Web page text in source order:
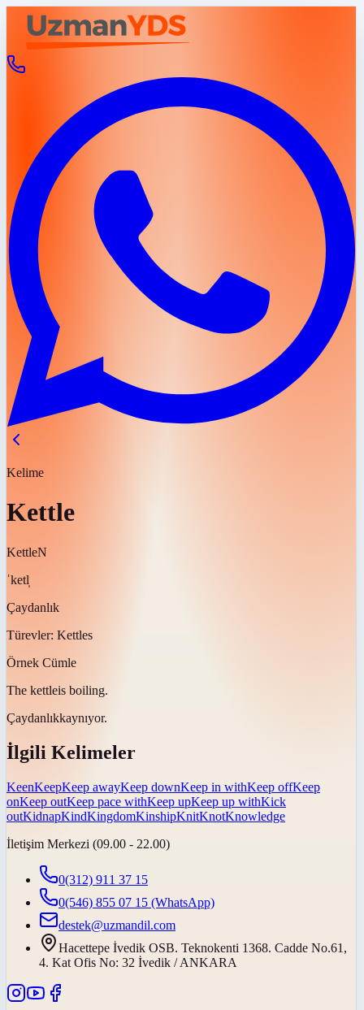
Kelime
Kettle
KettleN
ˈketl̩
Çaydanlık
Türevler: Kettles
Örnek Cümle
The kettleis boiling.
Çaydanlıkkaynıyor.
İlgili Kelimeler
KeenKeepKeep awayKeep downKeep in withKeep offKeep
onKeep outKeep pace withKeep upKeep up withKick
outKidnapKindKingdomKinshipKnitKnotKnowledge
İletişim Merkezi (09.00 - 22.00)
0(312) 911 37 15
0(546) 855 07 15 (WhatsApp)
destek@uzmandil.com
Hacettepe İvedik OSB. Teknokenti 1368. Cadde No.61,
4. Kat Ofis No: 32 İvedik / ANKARA